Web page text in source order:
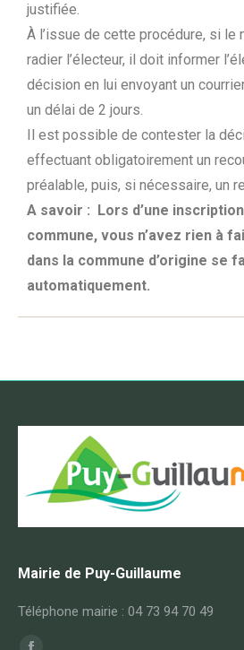
justifiée.
À l’issue de cette procédure, si le
radier l’électeur, il doit informer
décision en lui envoyant un
un délai de 2 jours.
Il est possible de contester la
effectuant obligatoirement un
préalable, puis, si nécessaire, un
A savoir : Lors d’une
commune, vous n’avez rien à
dans la commune d’origine se
automatiquement.
Mairie de Puy-Guillaume
Téléphone mairie : 04 73 94 70 49
Trouvez nous sur :